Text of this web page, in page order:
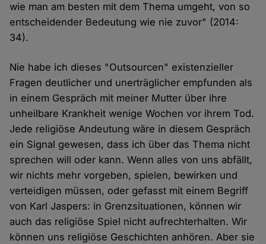
wie man am besten mit dem Thema umgeht, von so
entscheidender Bedeutung wie nie zuvor" (2014:
34).
Nie habe ich dieses "Outsourcen" existenzieller
Fragen deutlicher und unerträglicher empfunden als
in einem Gespräch mit meiner Mutter über ihre
unheilbare Krankheit wenige Wochen vor ihrem Tod.
Jede religiöse Andeutung wäre in diesem Gespräch
ein Signal gewesen, dass ich über das Thema nicht
sprechen will oder kann. Wenn alles von uns abfällt,
wir nichts mehr vorgeben, spielen, bewirken und
verteidigen müssen, oder gefasst mit einem Begriff
von Karl Jaspers: in Grenzsituationen, können wir
auch das religiöse Spiel nicht aufrechterhalten. Wir
können uns religiöse Geschichten anhören. Aber sie